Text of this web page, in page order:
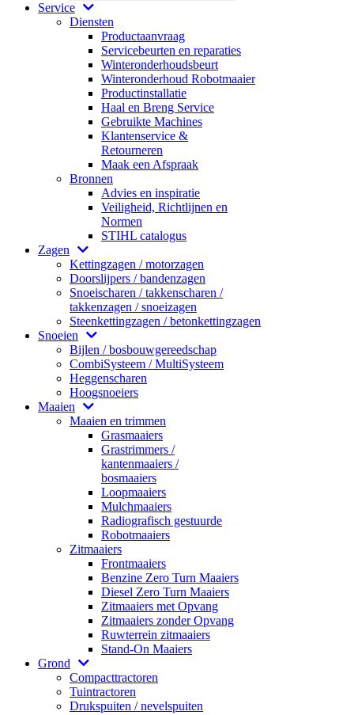
Service
Diensten
Productaanvraag
Servicebeurten en reparaties
Winteronderhoudsbeurt
Winteronderhoud Robotmaaier
Productinstallatie
Haal en Breng Service
Gebruikte Machines
Klantenservice &
Retourneren
Maak een Afspraak
Bronnen
Advies en inspiratie
Veiligheid, Richtlijnen en
Normen
STIHL catalogus
Zagen
Kettingzagen / motorzagen
Doorslijpers / bandenzagen
Snoeischaren / takkenscharen /
takkenzagen / snoeizagen
Steenkettingzagen / betonkettingzagen
Snoeien
Bijlen / bosbouwgereedschap
CombiSysteem / MultiSysteem
Heggenscharen
Hoogsnoeiers
Maaien
Maaien en trimmen
Grasmaaiers
Grastrimmers /
kantenmaaiers /
bosmaaiers
Loopmaaiers
Mulchmaaiers
Radiografisch gestuurde
Robotmaaiers
Zitmaaiers
Frontmaaiers
Benzine Zero Turn Maaiers
Diesel Zero Turn Maaiers
Zitmaaiers met Opvang
Zitmaaiers zonder Opvang
Ruwterrein zitmaaiers
Stand-On Maaiers
Grond
Compacttractoren
Tuintractoren
Drukspuiten / nevelspuiten